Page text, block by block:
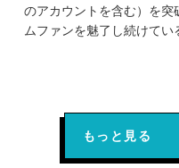
のアカウントを含む）を
ムファンを魅了し続けて
もっと見る